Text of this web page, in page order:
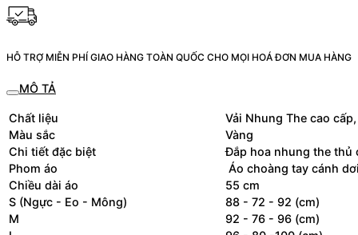
HỖ TRỢ MIỄN PHÍ GIAO HÀNG TOÀN QUỐC CHO MỌI HOÁ ĐƠN MUA HÀNG
MÔ TẢ
Chất liệu
Vải Nhung The cao
Màu sắc
Vàng
Chi tiết đặc biệt
Đắp hoa nhung the thủ
Phom áo
Áo choàng tay cánh
Chiều dài áo
55 cm
S (Ngực - Eo - Mông)
88 - 72 - 92 (cm)
M
92 - 76 - 96 (cm)